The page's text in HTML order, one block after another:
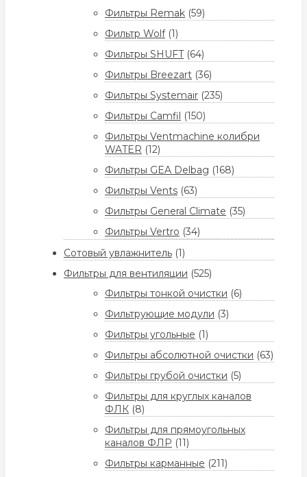
Фильтры Remak (59)
Фильтр Wolf (1)
Фильтры SHUFT (64)
Фильтры Breezart (36)
Фильтры Systemair (235)
Фильтры Camfil (150)
Фильтры Ventmachine колибри
WATER (12)
Фильтры GEA Delbag (168)
Фильтры Vents (63)
Фильтры General Climate (35)
Фильтры Vertro (34)
Сотовый увлажнитель (1)
Фильтры для вентиляции (525)
Фильтры тонкой очистки (6)
Фильтрующие модули (3)
Фильтры угольные (1)
Фильтры абсолютной очистки (63)
Фильтры грубой очистки (5)
Фильтры для круглых каналов
ФЛК (8)
Фильтры для прямоугольных
каналов ФЛР (11)
Фильтры карманные (211)